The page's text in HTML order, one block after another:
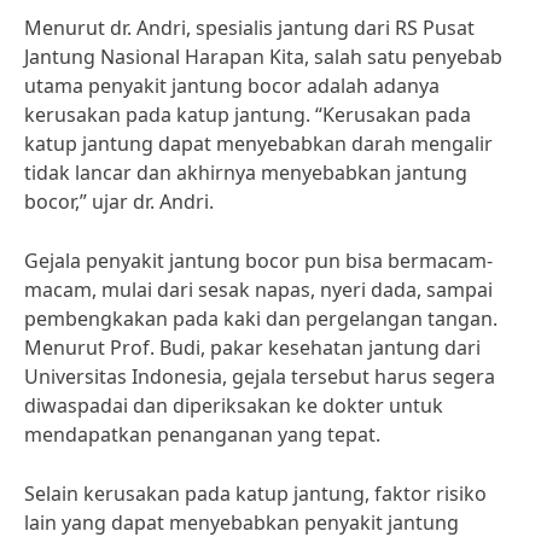
Menurut dr. Andri, spesialis jantung dari RS Pusat
Jantung Nasional Harapan Kita, salah satu penyebab
utama penyakit jantung bocor adalah adanya
kerusakan pada katup jantung. “Kerusakan pada
katup jantung dapat menyebabkan darah mengalir
tidak lancar dan akhirnya menyebabkan jantung
bocor,” ujar dr. Andri.
Gejala penyakit jantung bocor pun bisa bermacam-
macam, mulai dari sesak napas, nyeri dada, sampai
pembengkakan pada kaki dan pergelangan tangan.
Menurut Prof. Budi, pakar kesehatan jantung dari
Universitas Indonesia, gejala tersebut harus segera
diwaspadai dan diperiksakan ke dokter untuk
mendapatkan penanganan yang tepat.
Selain kerusakan pada katup jantung, faktor risiko
lain yang dapat menyebabkan penyakit jantung